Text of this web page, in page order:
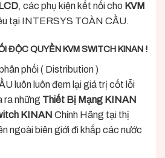
, các phụ kiện kết nối cho KVM
tại INTERSYS TOÀN CẦU.
ĐỘC QUYỀN KVM SWITCH KINAN !
phối ( Distribution )
luôn luôn đem lại giá trị cốt lỗi
ra những Thiết Bị Mạng KINAN
KINAN Chính Hãng tại thị
ngoài biên giới đi khắp các nước